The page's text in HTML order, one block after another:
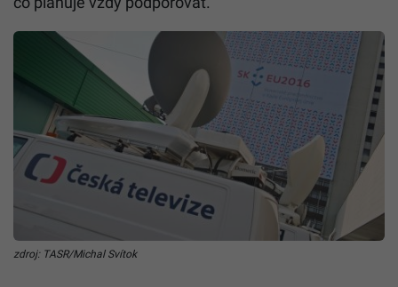
zdroj: TASR/Michal Svítok